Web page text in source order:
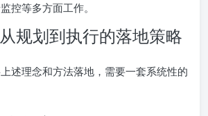
控等多方面工作。
规划到执行的落地策略
述理念和方法落地，需要一套系统性的